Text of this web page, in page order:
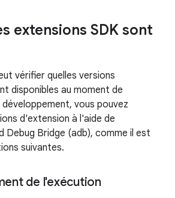
extensions SDK sont
vérifier quelles versions
disponibles au moment de
vous pouvez
d'extension à l'aide de
Debug Bridge (adb), comme il est
suivantes.
de l'exécution